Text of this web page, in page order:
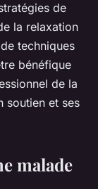
de
la relaxation
techniques
bénéfique
de la
soutien et ses
malade